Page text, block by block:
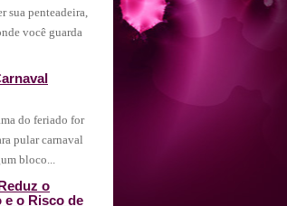
sua penteadeira,
você guarda
do feriado for
pular carnaval
bloco...
o
e o Risco de